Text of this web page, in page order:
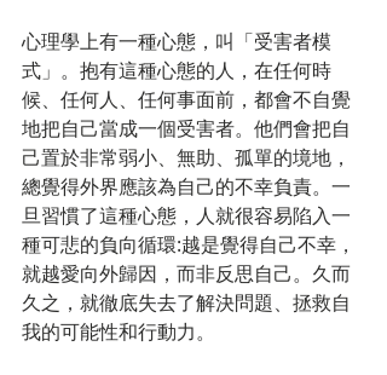
心理學上有一種心態，叫「受害者模
式」。抱有這種心態的人，在任何時
候、任何人、任何事面前，都會不自覺
地把自己當成一個受害者。他們會把自
己置於非常弱小、無助、孤單的境地，
總覺得外界應該為自己的不幸負責。一
旦習慣了這種心態，人就很容易陷入一
種可悲的負向循環:越是覺得自己不幸，
就越愛向外歸因，而非反思自己。久而
久之，就徹底失去了解決問題、拯救自
我的可能性和行動力。